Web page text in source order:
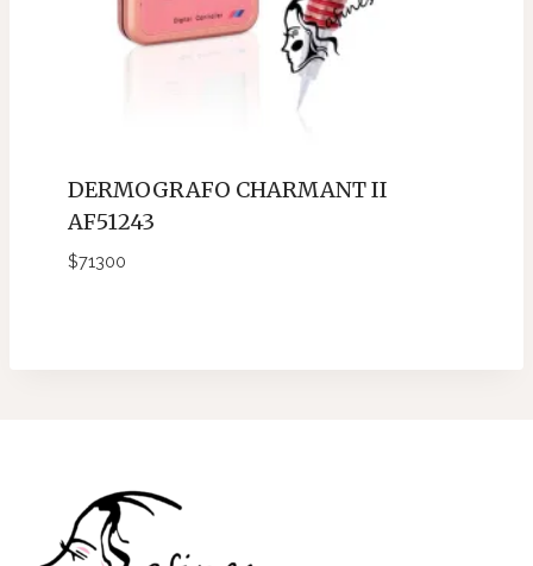
DERMOGRAFO CHARMANT II
AF51243
$71300